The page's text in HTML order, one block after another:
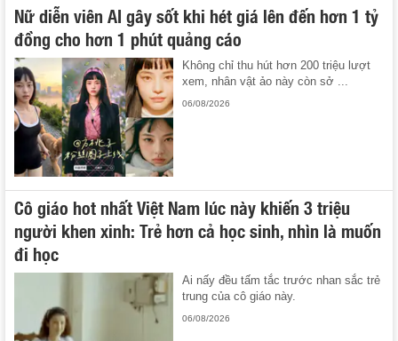
Nữ diễn viên AI gây sốt khi hét giá lên đến hơn 1 tỷ
đồng cho hơn 1 phút quảng cáo
Không chỉ thu hút hơn 200 triệu lượt
xem, nhân vật ảo này còn sở ...
06/08/2026
Cô giáo hot nhất Việt Nam lúc này khiến 3 triệu
người khen xinh: Trẻ hơn cả học sinh, nhìn là muốn
đi học
Ai nấy đều tấm tắc trước nhan sắc trẻ
trung của cô giáo này.
06/08/2026